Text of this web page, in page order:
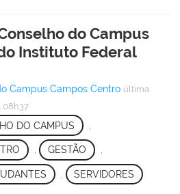
do Campus
Instituto Federal
Campus Campos Centro última
08h37
DO CAMPUS
, GESTÃO ,
SERVIDORES